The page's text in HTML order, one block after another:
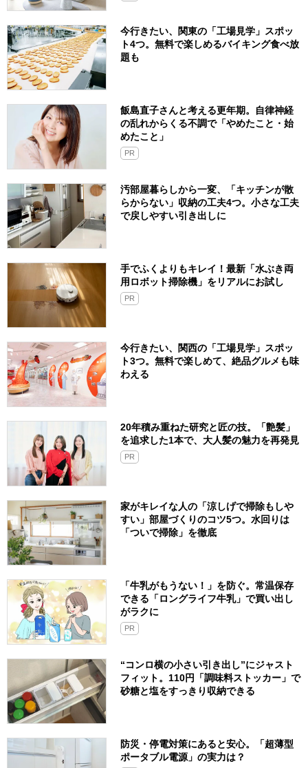
今行きたい、関東の「工場見学」スポッ
ト4つ。無料で楽しめるバイキング食べ放
題も
飯島直子さんと考える更年期。自律神経
の乱れからくる不調で「やめたこと・始
めたこと」
PR
汚部屋暮らしから一変、「キッチンが散
らからない」収納の工夫4つ。小さな工夫
で戻しやすい引き出しに
手でふくよりもキレイ！最新「水ぶき両
用ロボット掃除機」をリアルにお試し
PR
今行きたい、関西の「工場見学」スポッ
ト3つ。無料で楽しめて、絶品グルメも味
わえる
20年積み重ねた研究と匠の技。「艶髪」
を追求した1本で、大人髪の魅力を再発見
PR
家がキレイな人の「涼しげで掃除もしや
すい」部屋づくりのコツ5つ。水回りは
「ついで掃除」を徹底
「牛乳がもうない！」を防ぐ。常温保存
できる「ロングライフ牛乳」で買い出し
がラクに
PR
“コンロ横の小さい引き出し”にジャスト
フィット。110円「調味料ストッカー」で
砂糖と塩をすっきり収納できる
防災・停電対策にあると安心。「超薄型
ポータブル電源」の実力は？​